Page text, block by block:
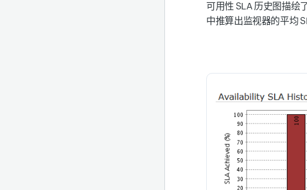
可用性 SLA 历史图描绘
中推算出监视器的平均